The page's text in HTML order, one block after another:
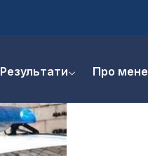
Результати Про мене